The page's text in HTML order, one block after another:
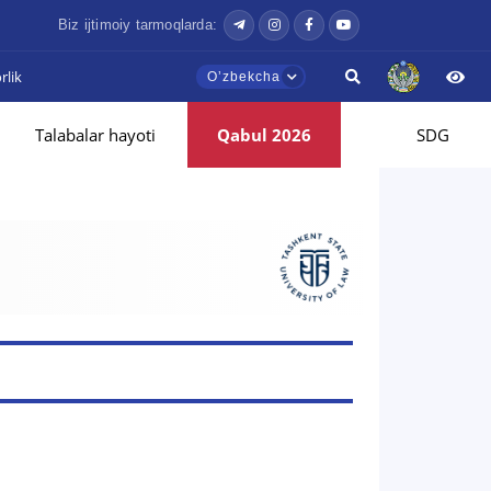
Biz ijtimoiy tarmoqlarda:
Oʼzbekcha
Talabalar hayoti Qabul 2026 SDG